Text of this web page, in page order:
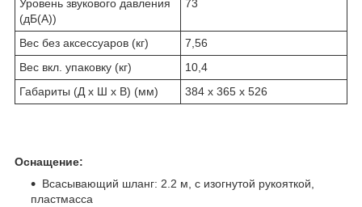
Уровень звукового давления
(дБ(А))
73
Вес без аксессуаров (кг)
7,56
Вес вкл. упаковку (кг)
10,4
Габариты (Д x Ш x В) (мм)
384 x 365 x 526
Оснащение:
Всасывающий шланг: 2.2 м, с изогнутой рукояткой,
пластмасса